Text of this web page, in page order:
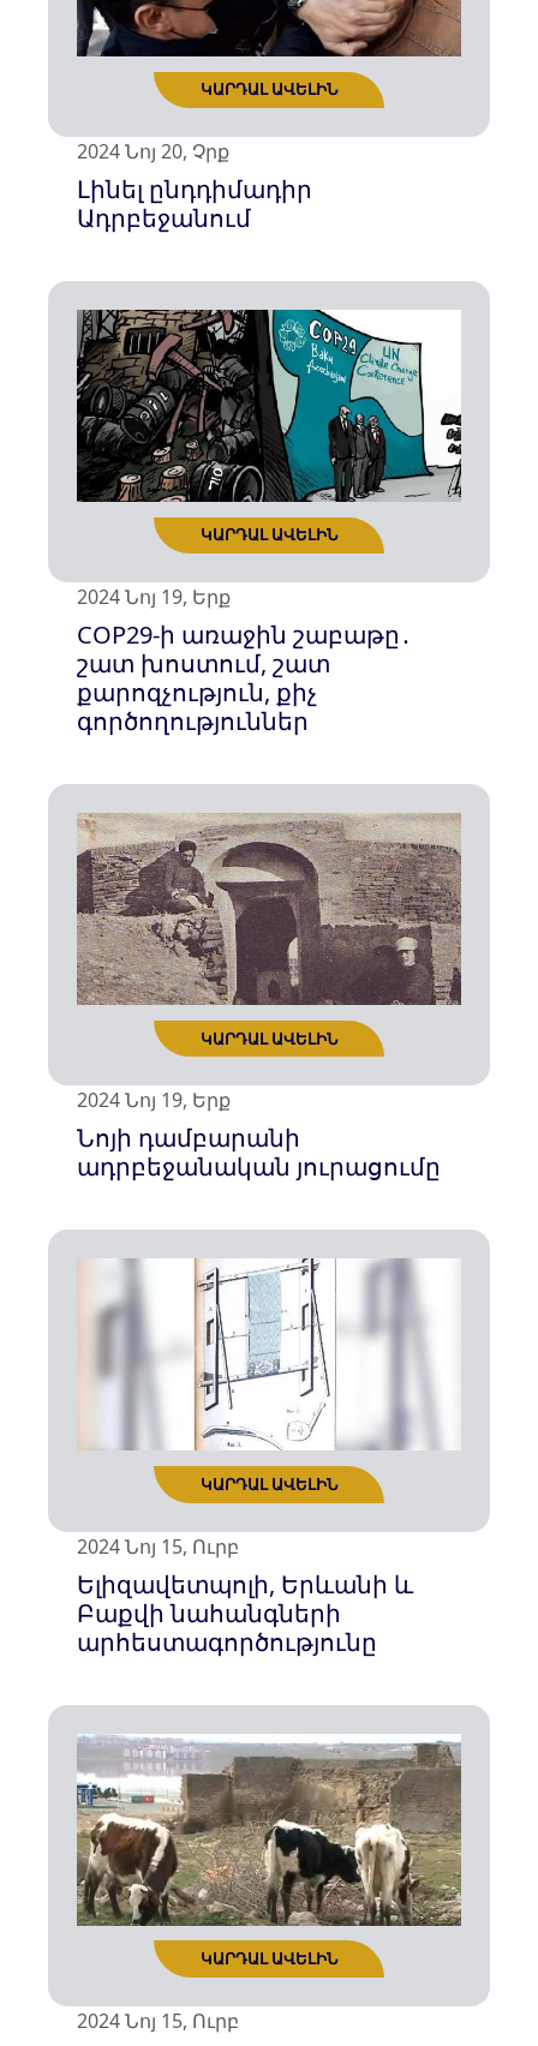
ԿԱՐԴԱԼ ԱՎԵԼԻՆ
ԿԱՐԴԱԼ ԱՎԵԼԻՆ
2024 Նոյ 20, Չրք
Լինել ընդդիմադիր
Ադրբեջանում
2024 Նոյ 19, Երք
COP29-ի առաջին շաբաթը․
շատ խոստում, շատ
քարոզչություն, քիչ
գործողություններ
2024 Նոյ 19, Երք
Նոյի դամբարանի
ադրբեջանական յուրացումը
2024 Նոյ 15, Ուրբ
Ելիզավետպոլի, Երևանի և
Բաքվի նահանգների
արհեստագործությունը
2024 Նոյ 15, Ուրբ